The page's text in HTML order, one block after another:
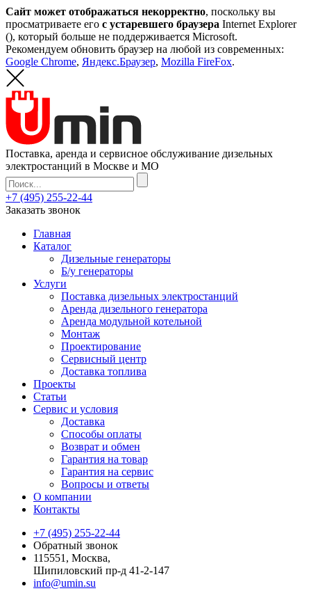
Сайт может отображаться некорректно, поскольку вы
просматриваете его с устаревшего браузера Internet Explorer
(), который больше не поддерживается Microsoft.
Рекомендуем обновить браузер на любой из современных:
Google Chrome, Яндекс.Браузер, Mozilla FireFox.
Поставка, аренда и сервисное обслуживание дизельных
электростанций в Москве и МО
+7 (495) 255-22-44
Заказать звонок
Главная
Каталог
Дизельные генераторы
Б/у генераторы
Услуги
Поставка дизельных электростанций
Аренда дизельного генератора
Аренда модульной котельной
Монтаж
Проектирование
Сервисный центр
Доставка топлива
Проекты
Статьи
Сервис и условия
Доставка
Способы оплаты
Возврат и обмен
Гарантия на товар
Гарантия на сервис
Вопросы и ответы
О компании
Контакты
+7 (495) 255-22-44
Обратный звонок
115551, Москва,
Шипиловский пр-д 41-2-147
info@umin.su